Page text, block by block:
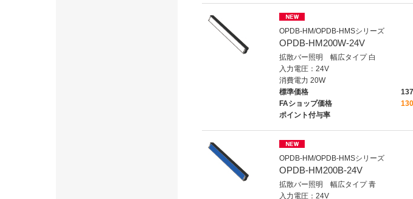
OPDB-HM/OPDB-HMSシリーズ
OPDB-HM200W-24V
拡散バー照明 幅広タイプ 白
入力電圧：24V
消費電力 20W
標準価格
FAショップ価格
ポイント付与率
OPDB-HM/OPDB-HMSシリーズ
OPDB-HM200B-24V
拡散バー照明 幅広タイプ 青
入力電圧：24V